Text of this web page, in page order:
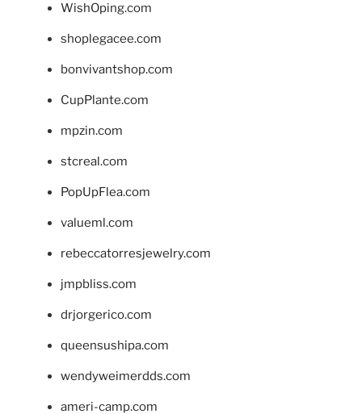
WishOping.com
shoplegacee.com
bonvivantshop.com
CupPlante.com
mpzin.com
stcreal.com
PopUpFlea.com
valueml.com
rebeccatorresjewelry.com
jmpbliss.com
drjorgerico.com
queensushipa.com
wendyweimerdds.com
ameri-camp.com